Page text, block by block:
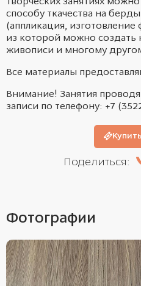
способу ткачества на
(аппликация, изготовление
из которой можно создать
живописи и многому
Все материалы
Внимание! Занятия
записи по телефону: +7
Поделиться:
Фотографии